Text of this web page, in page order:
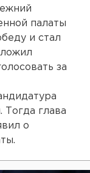
палаты
и стал
за
Тогда глава
о